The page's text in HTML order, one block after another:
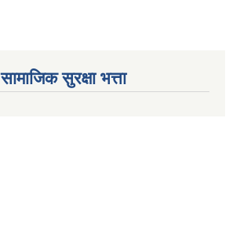
सामाजिक सुरक्षा भत्ता